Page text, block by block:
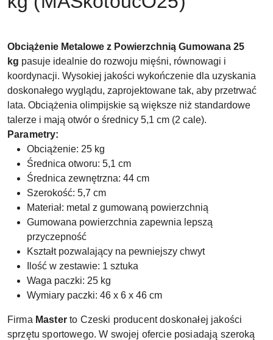
Obciążenie Metalowe z Powierzchnią Gumowana 25
kg pasuje idealnie do rozwoju mięśni, równowagi i
koordynacji. Wysokiej jakości wykończenie dla uzyskania
doskonałego wyglądu, zaprojektowane tak, aby przetrwać
lata. Obciążenia olimpijskie są większe niż standardowe
talerze i mają otwór o średnicy 5,1 cm (2 cale).
Parametry:
Obciążenie: 25 kg
Średnica otworu: 5,1 cm
Średnica zewnętrzna: 44 cm
Szerokość: 5,7 cm
Materiał: metal z gumowaną powierzchnią
Gumowana powierzchnia zapewnia lepszą
przyczepność
Kształt pozwalający na pewniejszy chwyt
Ilość w zestawie: 1 sztuka
Waga paczki: 25 kg
Wymiary paczki: 46 x 6 x 46 cm
Firma Masterto Czeski producent doskonałej jakości
sprzętu sportowego. W swojej ofercie posiadają szeroką